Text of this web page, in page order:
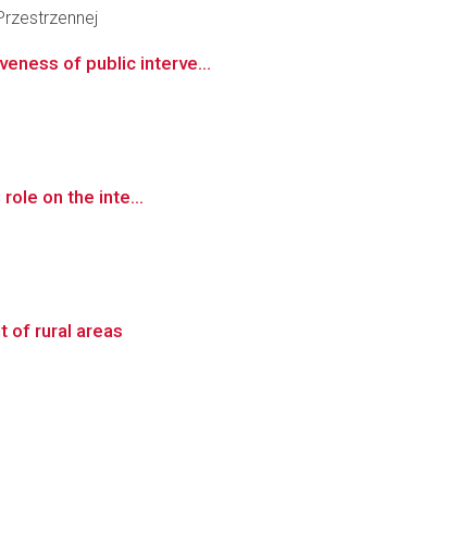
of public interve...
on the inte...
of rural areas